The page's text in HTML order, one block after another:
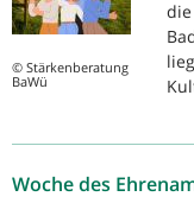
© Stärkenberatung
BaWü
Woche des